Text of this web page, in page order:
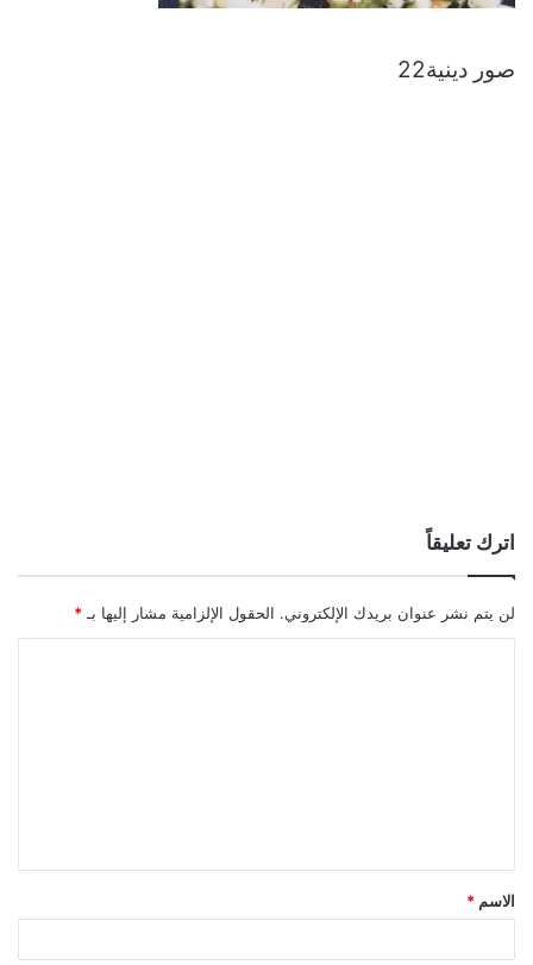
صور دينية22
اترك تعليقاً
لن يتم نشر عنوان بريدك الإلكتروني. الحقول الإلزامية مشار إليها بـ *
ق
*
الاسم *